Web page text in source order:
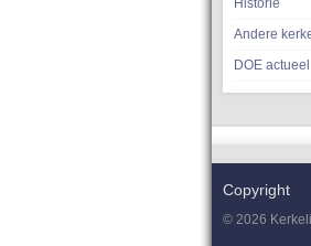
Historie
Andere
DOE actueel
Copyright
© 2026